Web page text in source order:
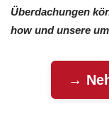
Überdachungen
how und unsere
→